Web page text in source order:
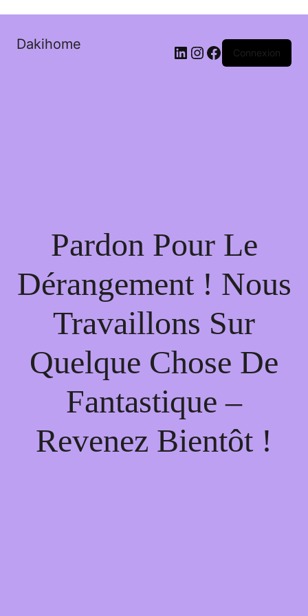
Dakihome Connexion
Pardon Pour Le
Dérangement ! Nous
Travaillons Sur
Quelque Chose De
Fantastique –
Revenez Bientôt !